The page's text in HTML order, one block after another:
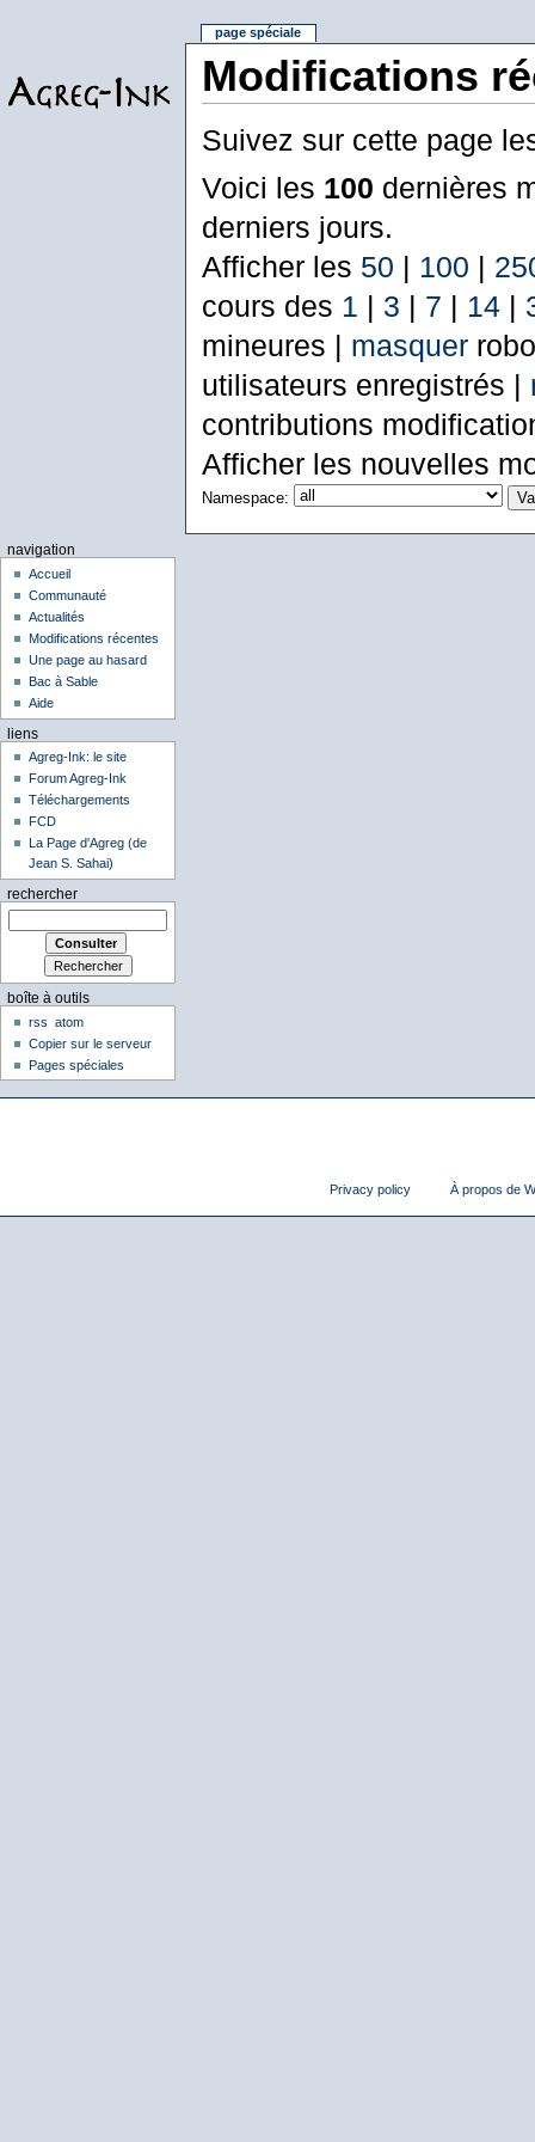
Modifications
Suivez sur cette page
Voici les 100 dernières
derniers jours.
Afficher les 50 | 100 |
cours des 1 | 3 | 7 | 14|
mineures | masquer
utilisateurs enregistrés |
contributions
Afficher les nouvelles
Namespace:
page spéciale
navigation
Accueil
Communauté
Actualités
Modifications récentes
Une page au hasard
Bac à Sable
Aide
liens
Agreg-Ink: le site
Forum Agreg-Ink
Téléchargements
FCD
La Page d'Agreg (de
Jean S. Sahai)
rechercher
boîte à outils
rss
atom
Copier sur le serveur
Pages spéciales
Privacy policy À propos de